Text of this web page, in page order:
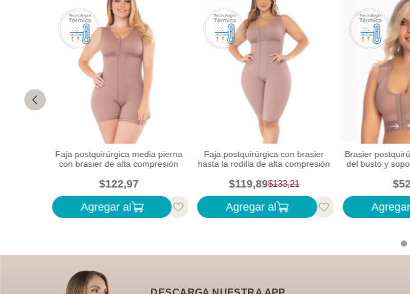
Faja postquirúrgica media pierna
con brasier de alta compresión
$122,97
Agregar al
Faja postquirúrgica con brasier
hasta la rodilla de alta compresión
$133,21
$119,89
Agregar al
Brasier
del busto y
$